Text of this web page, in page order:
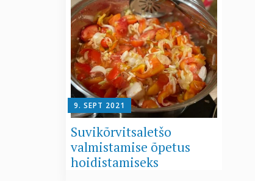
9. SEPT 2021
Suvikõrvitsaletšo
valmistamise õpetus
hoidistamiseks